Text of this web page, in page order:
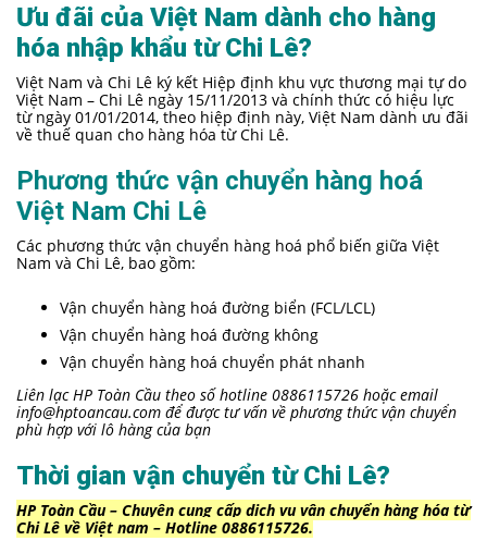
Ưu đãi của Việt Nam dành cho hàng
hóa nhập khẩu từ Chi Lê?
Việt Nam và Chi Lê ký kết Hiệp định khu vực thương mại tự do
Việt Nam – Chi Lê ngày 15/11/2013 và chính thức có hiệu lực
từ ngày 01/01/2014, theo hiệp định này, Việt Nam dành ưu đãi
về thuế quan cho hàng hóa từ Chi Lê.
Phương thức vận chuyển hàng hoá
Việt Nam Chi Lê
Các phương thức vận chuyển hàng hoá phổ biến giữa Việt
Nam và Chi Lê, bao gồm:
Vận chuyển hàng hoá đường biển (FCL/LCL)
Vận chuyển hàng hoá đường không
Vận chuyển hàng hoá chuyển phát nhanh
Liên lạc HP Toàn Cầu theo số hotline 0886115726 hoặc email
info@hptoancau.com để được tư vấn về phương thức vận chuyển
phù hợp với lô hàng của bạn
Thời gian vận chuyển từ Chi Lê?
HP Toàn Cầu – Chuyên cung cấp dịch vụ vận chuyển hàng hóa từ
Chi Lê về Việt nam – Hotline 0886115726.